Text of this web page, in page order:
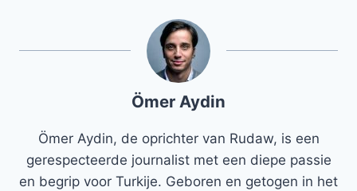
Ömer Aydin
Ömer Aydin, de oprichter van Rudaw, is een
gerespecteerde journalist met een diepe passie
en begrip voor Turkije. Geboren en getogen in het